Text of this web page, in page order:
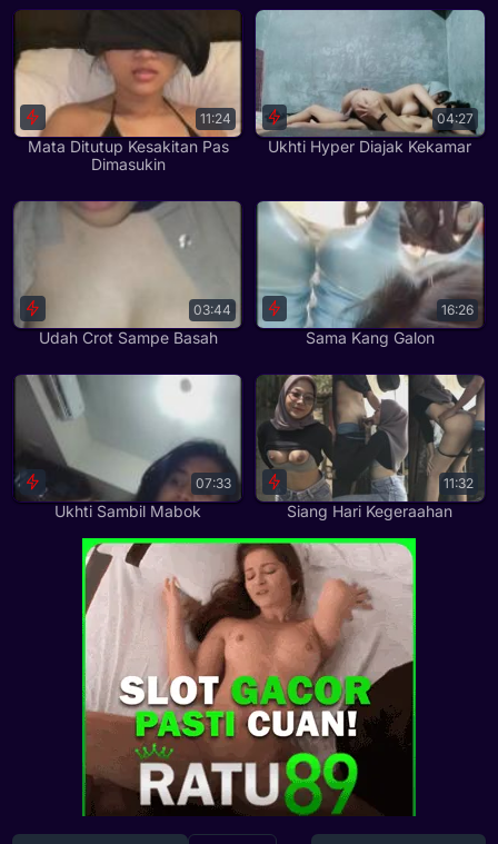
Mata Ditutup Kesakitan Pas
Dimasukin
11:24
Ukhti Hyper Diajak Kekamar
04:27
Udah Crot Sampe Basah
03:44
Sama Kang Galon
16:26
Ukhti Sambil Mabok
07:33
Siang Hari Kegeraahan
11:32